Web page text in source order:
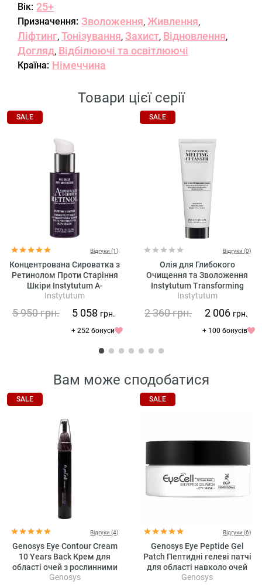
Вік: 25+
Призначення: Зволоження, Живлення,
Ліфтинг, Тонізування, Захист, Відновлення,
Догляд, Відбілюючі та освітлюючі
Країна: Німеччина
Товари цієї серії
SALE
Відгуки (1)
Концентрована Сироватка з
Ретинолом Проти Старіння
Шкіри Instytutum A-
Superpacked X-strength
Instytutum
5 950грн. 5 058 грн.
+ 252 бонуси
SALE
Відгуки (0)
Олія для Глибокого
Очищення та Зволоження
Instytutum Transforming
Melting Cleanser
Instytutum
2 360грн. 2 006 грн.
+ 100 бонусів
Вам може сподобатися
SALE
Відгуки (4)
Genosys Eye Contour Cream
10 Years Back Крем для
області очей з рослинними
стовбуровими клітинами
Genosys
SALE
Відгуки (6)
Genosys Eye Peptide Gel
Patch Пептидні гелеві патчі
для області навколо очей
Genosys